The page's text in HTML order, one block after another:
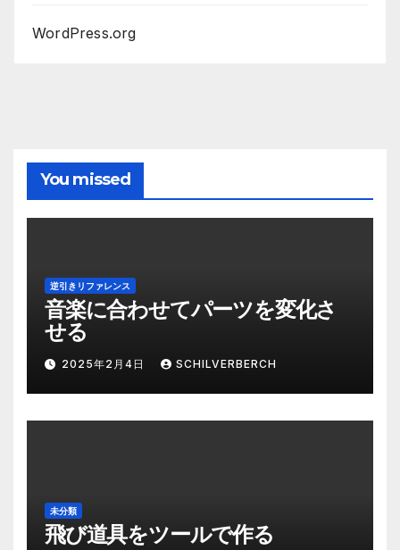
WordPress.org
You missed
逆引きリファレンス
音楽に合わせてパーツを変化さ
せる
2025年2月4日 SCHILVERBERCH
未分類
飛び道具をツールで作る